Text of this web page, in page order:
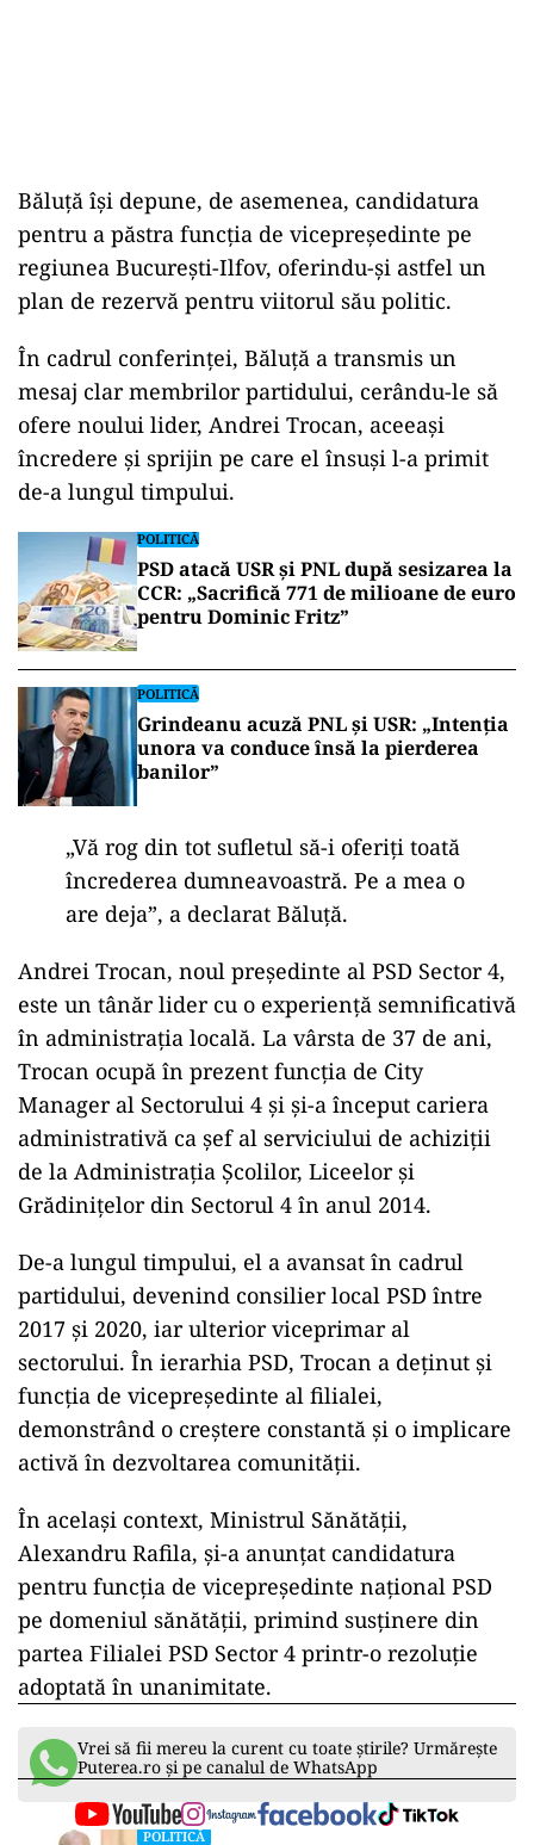
Băluță își depune, de asemenea, candidatura
pentru a păstra funcția de vicepreședinte pe
regiunea București-Ilfov, oferindu-și astfel un
plan de rezervă pentru viitorul său politic.
În cadrul conferinței, Băluță a transmis un
mesaj clar membrilor partidului, cerându-le să
ofere noului lider, Andrei Trocan, aceeași
încredere și sprijin pe care el însuși l-a primit
de-a lungul timpului.
POLITICĂ
PSD atacă USR și PNL după sesizarea la
CCR: „Sacrifică 771 de milioane de euro
pentru Dominic Fritz”
POLITICĂ
Grindeanu acuză PNL și USR: „Intenția
unora va conduce însă la pierderea
banilor”
„Vă rog din tot sufletul să-i oferiți toată
încrederea dumneavoastră. Pe a mea o
are deja”, a declarat Băluță.
Andrei Trocan, noul președinte al PSD Sector 4,
este un tânăr lider cu o experiență semnificativă
în administrația locală. La vârsta de 37 de ani,
Trocan ocupă în prezent funcția de City
Manager al Sectorului 4 și și-a început cariera
administrativă ca șef al serviciului de achiziții
de la Administrația Școlilor, Liceelor și
Grădinițelor din Sectorul 4 în anul 2014.
De-a lungul timpului, el a avansat în cadrul
partidului, devenind consilier local PSD între
2017 și 2020, iar ulterior viceprimar al
sectorului. În ierarhia PSD, Trocan a deținut și
funcția de vicepreședinte al filialei,
demonstrând o creștere constantă și o implicare
activă în dezvoltarea comunității.
În același context, Ministrul Sănătății,
Alexandru Rafila, și-a anunțat candidatura
pentru funcția de vicepreședinte național PSD
pe domeniul sănătății, primind susținere din
partea Filialei PSD Sector 4 printr-o rezoluție
adoptată în unanimitate.
Vrei să fii mereu la curent cu toate știrile? Urmărește
Puterea.ro și pe canalul de WhatsApp
POLITICĂ